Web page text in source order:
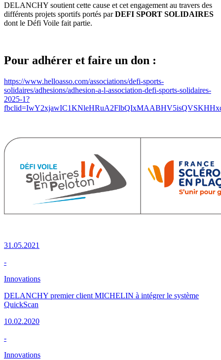
DELANCHY soutient cette cause et cet engagement au travers des
différents projets sportifs portés parDEFI SPORT SOLIDAIRES
dont le Défi Voile fait partie.
Pour adhérer et faire un don :
https://www.helloasso.com/associations/defi-sports-
solidaires/adhesions/adhesion-a-l-association-defi-sports-solidaires-
2025-1?
31.05.2021
-
Innovations
DELANCHY premier client MICHELIN à intégrer le système
QuickScan
10.02.2020
-
Innovations